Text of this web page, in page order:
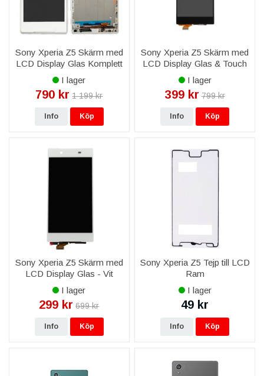
Sony Xperia Z5 Skärm med
LCD Display Glas Komplett
med ram - Vit
I lager
790 kr 1 199 kr
Info Köp
Sony Xperia Z5 Skärm med
LCD Display Glas & Touch
- Svart
I lager
399 kr 799 kr
Info Köp
Sony Xperia Z5 Skärm med
LCD Display Glas - Vit
I lager
299 kr 699 kr
Info Köp
Sony Xperia Z5 Tejp till LCD
Ram
I lager
49 kr
Info Köp